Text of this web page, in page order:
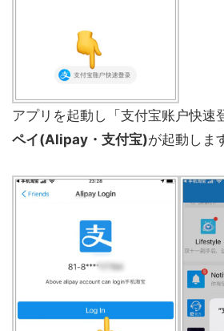
アプリを起動し「支付宝账户快速
ペイ(Alipay・支付宝)が起動しま